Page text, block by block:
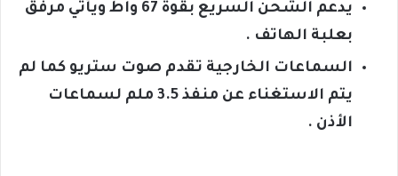
يدعم الشحن السريع بقوة 67 واط ويأتي مرفق
بعلبة الهاتف .
السماعات الخارجية تقدم صوت ستريو كما لم
يتم الاستغناء عن منفذ 3.5 ملم لسماعات
الأذن .